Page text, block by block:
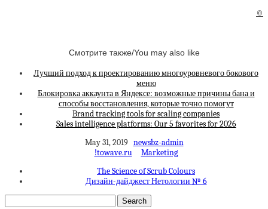
©
Смотрите также/You may also like
Лучший подход к проектированию многоуровневого бокового
меню
Блокировка аккаунта в Яндексе: возможные причины бана и
способы восстановления, которые точно помогут
Brand tracking tools for scaling companies
Sales intelligence platforms: Our 5 favorites for 2026
May 31, 2019 newsbz-admin
!towave.ru
Marketing
The Science of Scrub Colours
Дизайн-дайджест Нетологии № 6